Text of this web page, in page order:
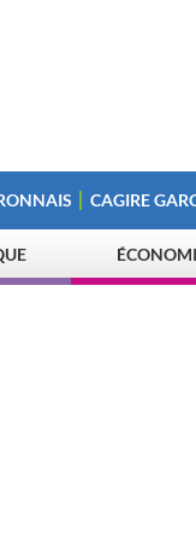
CAGIRE